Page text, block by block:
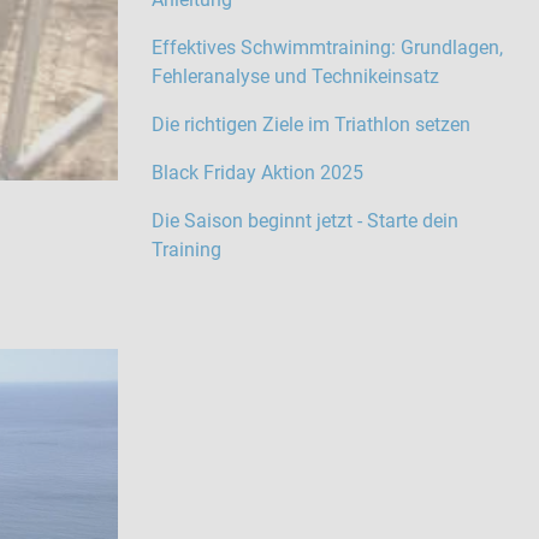
Effektives Schwimmtraining: Grundlagen,
Fehleranalyse und Technikeinsatz
Die richtigen Ziele im Triathlon setzen
Black Friday Aktion 2025
Die Saison beginnt jetzt - Starte dein
Training